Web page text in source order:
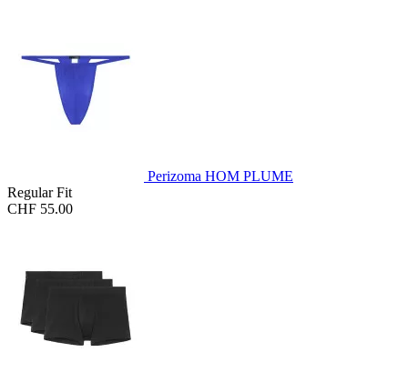
Perizoma HOM PLUME
Regular Fit
CHF 55.00